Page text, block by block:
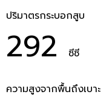
ปริมาตรกระบอกสูบ
292 ซีซี
ความสูงจากพื้นถึงเบาะ